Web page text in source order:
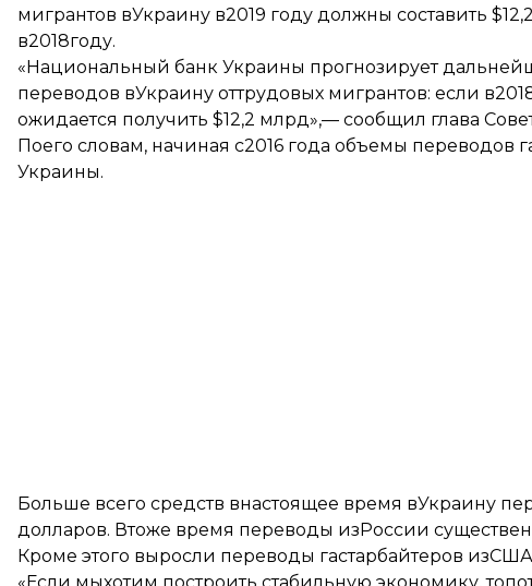
мигрантов вУкраину в2019 году должны составить
в2018году.
«Национальный банк Украины прогнозирует
переводов вУкраину оттрудовых мигрантов: если
ожидается получить $12,2 млрд»,— сообщил глава
Поего словам, начиная с2016 года объемы переводов
Украины.
Больше всего средств внастоящее время вУкраину
долларов. Втоже время переводы изРоссии
Кроме этого выросли переводы гастарбайтеров